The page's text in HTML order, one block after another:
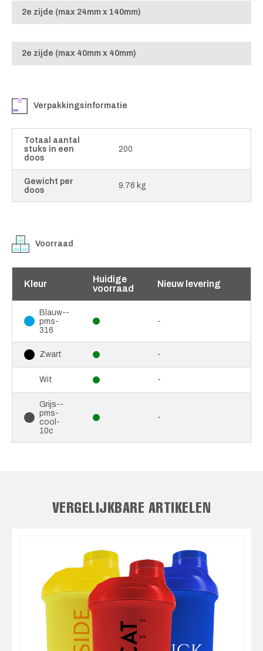
2e zijde (max 24mm x 140mm)
2e zijde (max 40mm x 40mm)
Verpakkingsinformatie
Totaal aantal
stuks in een
doos
200
Gewicht per
doos
9.76 kg
Voorraad
Kleur
Huidige
voorraad
Nieuw levering
Blauw--
pms-
316
-
Zwart -
Wit -
Grijs--
pms-
cool-
10c
-
VERGELIJKBARE ARTIKELEN